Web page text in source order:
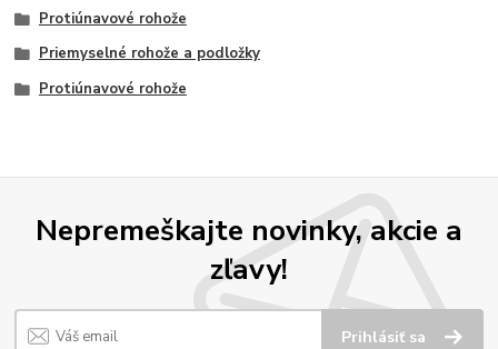
Protiúnavové rohože
Priemyselné rohože a podložky
Protiúnavové rohože
Nepremeškajte novinky, akcie a
zľavy!
Prihlásiť sa